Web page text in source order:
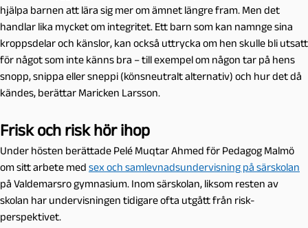
hjälpa barnen att lära sig mer om ämnet längre fram. Men det
handlar lika mycket om integritet. Ett barn som kan namnge sina
kroppsdelar och känslor, kan också uttrycka om hen skulle bli utsatt
för något som inte känns bra – till exempel om någon tar på hens
snopp, snippa eller sneppi (könsneutralt alternativ) och hur det då
kändes, berättar Maricken Larsson.
Frisk och risk hör ihop
Under hösten berättade Pelé Muqtar Ahmed för Pedagog Malmö
om sitt arbete med sex och samlevnadsundervisning på särskolan
på Valdemarsro gymnasium. Inom särskolan, liksom resten av
skolan har undervisningen tidigare ofta utgått från risk-
perspektivet.